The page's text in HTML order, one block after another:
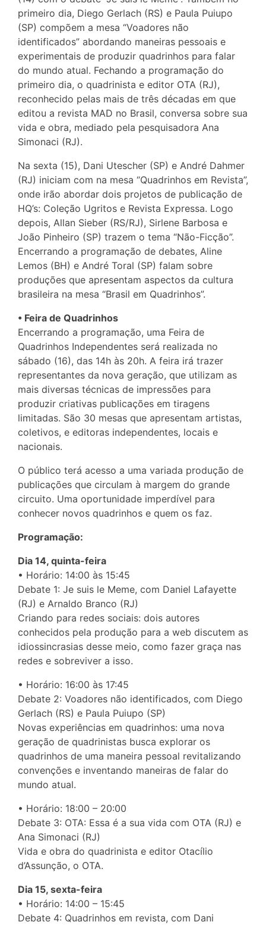
primeiro dia, Diego Gerlach (RS) e Paula Puiupo
(SP) compõem a mesa “Voadores não
identificados” abordando maneiras pessoais e
experimentais de produzir quadrinhos para falar
do mundo atual. Fechando a programação do
primeiro dia, o quadrinista e editor OTA (RJ),
reconhecido pelas mais de três décadas em que
editou a revista MAD no Brasil, conversa sobre sua
vida e obra, mediado pela pesquisadora Ana
Simonaci (RJ).
Na sexta (15), Dani Utescher (SP) e André Dahmer
(RJ) iniciam com na mesa “Quadrinhos em Revista”,
onde irão abordar dois projetos de publicação de
HQ’s: Coleção Ugritos e Revista Expressa. Logo
depois, Allan Sieber (RS/RJ), Sirlene Barbosa e
João Pinheiro (SP) trazem o tema “Não-Ficção”.
Encerrando a programação de debates, Aline
Lemos (BH) e André Toral (SP) falam sobre
produções que apresentam aspectos da cultura
brasileira na mesa “Brasil em Quadrinhos”.
• Feira de Quadrinhos
Encerrando a programação, uma Feira de
Quadrinhos Independentes será realizada no
sábado (16), das 14h às 20h. A feira irá trazer
representantes da nova geração, que utilizam as
mais diversas técnicas de impressões para
produzir criativas publicações em tiragens
limitadas. São 30 mesas que apresentam artistas,
coletivos, e editoras independentes, locais e
nacionais.
O público terá acesso a uma variada produção de
publicações que circulam à margem do grande
circuito. Uma oportunidade imperdível para
conhecer novos quadrinhos e quem os faz.
Programação:
Dia 14, quinta-feira
• Horário: 14:00 às 15:45
Debate 1: Je suis le Meme, com Daniel Lafayette
(RJ) e Arnaldo Branco (RJ)
Criando para redes sociais: dois autores
conhecidos pela produção para a web discutem as
idiossincrasias desse meio, como fazer graça nas
redes e sobreviver a isso.
• Horário: 16:00 às 17:45
Debate 2: Voadores não identificados, com Diego
Gerlach (RS) e Paula Puiupo (SP)
Novas experiências em quadrinhos: uma nova
geração de quadrinistas busca explorar os
quadrinhos de uma maneira pessoal revitalizando
convenções e inventando maneiras de falar do
mundo atual.
• Horário: 18:00 – 20:00
Debate 3: OTA: Essa é a sua vida com OTA (RJ) e
Ana Simonaci (RJ)
Vida e obra do quadrinista e editor Otacílio
d’Assunção, o OTA.
Dia 15, sexta-feira
• Horário: 14:00 – 15:45
Debate 4: Quadrinhos em revista, com Dani